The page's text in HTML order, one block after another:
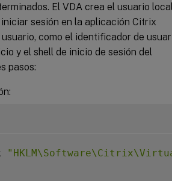
El VDA crea el usuario local
sesión en la aplicación Citrix
como el identificador de
y el shell de inicio de sesión del
pasos: